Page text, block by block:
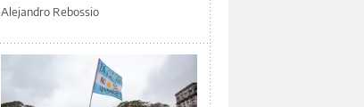
Alejandro Rebossio